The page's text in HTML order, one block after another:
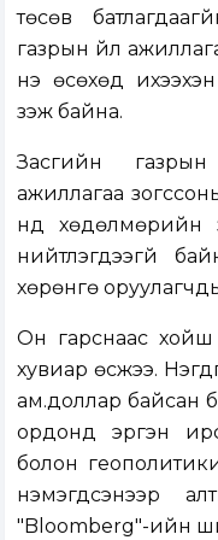
төсөв
газрын үйл
үнэ өсөхөд
үзэж байна.
Засгийн
ажиллагаа
нд хөдөлмөрийн
нийтлэгдээгүй
хөрөнгө
Он гарснаас
хувиар өсжээ.
ам.доллар байсан
ордонд эргэн
болон
нэмэгдсэнээр
"Bloomberg"-ийн